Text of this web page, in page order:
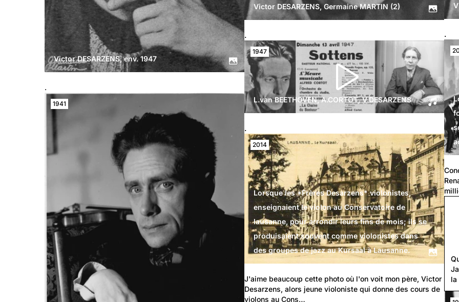
Victor DESARZENS, env. 1947
.
1941
Victor DESARZENS, Germaine MARTIN (2)
.
1947
L.van BEETHOVEN, A.CORTOT, V.DESARZENS
.
2014
Lorsque les *Frères Desarzens* violonistes,
enseignaient le violon au Conservatoire de
lausanne, pour arrondir leurs fins de mois; ils se
produisaient souvent comme violonistes dans
des groupes de jazz au Kursaal à Lausanne.
J'aime beaucoup cette photo où l'on voit mon père, Victor
Desarzens, alors jeune violoniste qui donne des cours de
violons au Cons…
.
la